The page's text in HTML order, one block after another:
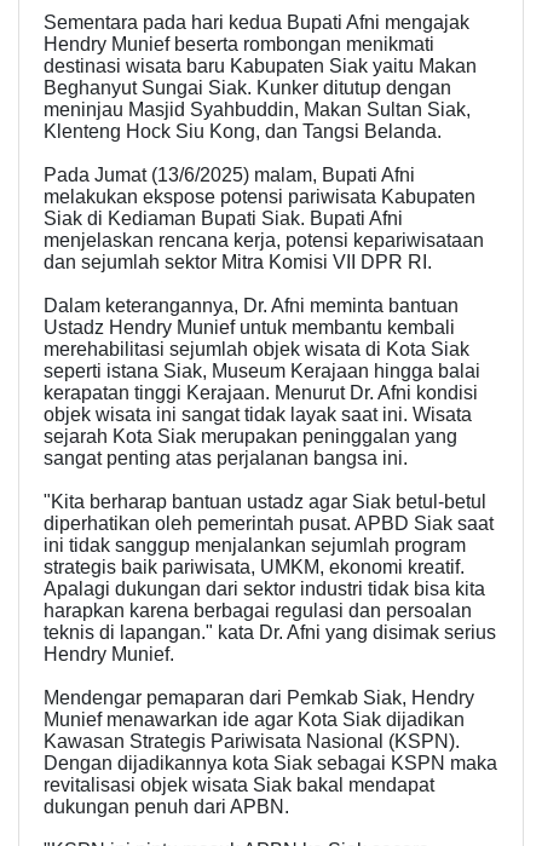
Sementara pada hari kedua Bupati Afni mengajak
Hendry Munief beserta rombongan menikmati
destinasi wisata baru Kabupaten Siak yaitu Makan
Beghanyut Sungai Siak. Kunker ditutup dengan
meninjau Masjid Syahbuddin, Makan Sultan Siak,
Klenteng Hock Siu Kong, dan Tangsi Belanda.
Pada Jumat (13/6/2025) malam, Bupati Afni
melakukan ekspose potensi pariwisata Kabupaten
Siak di Kediaman Bupati Siak. Bupati Afni
menjelaskan rencana kerja, potensi kepariwisataan
dan sejumlah sektor Mitra Komisi VII DPR RI.
Dalam keterangannya, Dr. Afni meminta bantuan
Ustadz Hendry Munief untuk membantu kembali
merehabilitasi sejumlah objek wisata di Kota Siak
seperti istana Siak, Museum Kerajaan hingga balai
kerapatan tinggi Kerajaan. Menurut Dr. Afni kondisi
objek wisata ini sangat tidak layak saat ini. Wisata
sejarah Kota Siak merupakan peninggalan yang
sangat penting atas perjalanan bangsa ini.
"Kita berharap bantuan ustadz agar Siak betul-betul
diperhatikan oleh pemerintah pusat. APBD Siak saat
ini tidak sanggup menjalankan sejumlah program
strategis baik pariwisata, UMKM, ekonomi kreatif.
Apalagi dukungan dari sektor industri tidak bisa kita
harapkan karena berbagai regulasi dan persoalan
teknis di lapangan." kata Dr. Afni yang disimak serius
Hendry Munief.
Mendengar pemaparan dari Pemkab Siak, Hendry
Munief menawarkan ide agar Kota Siak dijadikan
Kawasan Strategis Pariwisata Nasional (KSPN).
Dengan dijadikannya kota Siak sebagai KSPN maka
revitalisasi objek wisata Siak bakal mendapat
dukungan penuh dari APBN.